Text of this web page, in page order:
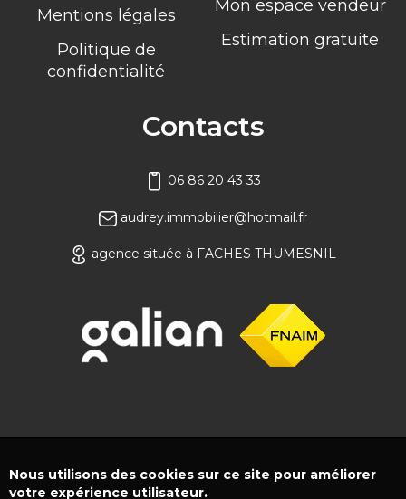
Mentions légales
Politique de
confidentialité
Mon espace vendeur
Estimation gratuite
Contacts
06 86 20 43 33
audrey.immobilier@hotmail.fr
agence située à FACHES THUMESNIL
Nous utilisons des cookies sur ce site pour améliorer
votre expérience utilisateur.